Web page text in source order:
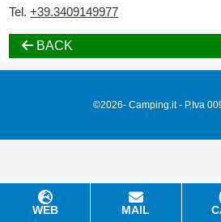
Tel.+39.3409149977
BACK
WEB MAIL
©2026- Camping.it - P.Iva